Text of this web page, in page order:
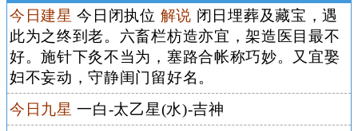
今日建星 今日闭执位 解说 闭日埋葬及藏宝，遇
此为之终到老。六畜栏枋造亦宜，架造医目最不
好。施针下灸不当为，塞路合帐称巧妙。又宜娶
妇不妄动，守静闺门留好名。
今日九星 一白-太乙星(水)-吉神